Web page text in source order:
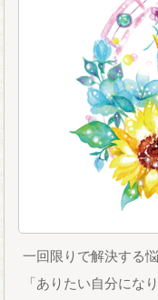
一回限りで解決する
「ありたい自分にな